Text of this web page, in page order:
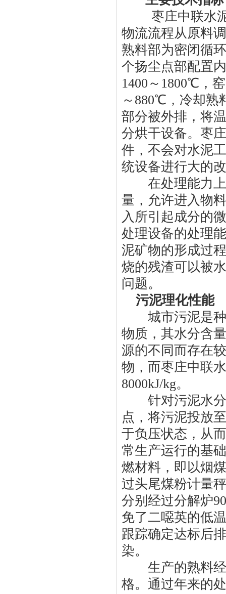
枣庄中联水泥
物流流程从原料
熟料部为密闭循
个扬尘点部配置
1400～1800℃，
～880℃，冷却熟
部分被外排，将
分烘干设备。枣
件，不会对水泥
统设备进行大的
在处理能力上
量，允许进入物
入所引起成分的
处理设备的处理
泥矿物的形成过
烧的残渣可以被
问题。
污泥理化性能
城市污泥是种
物质，其水分含
源的不同而存在
物，而枣庄中联
8000kJ/kg。
针对污泥水分
点，将污泥投放
于负压状态，从
常生产运行的基
燃材料，即以烟
过头尾煤粉计量
分别经过分解炉
免了二噁英的低
跟踪确定达标后
染。
生产的熟料经
格。通过年来的